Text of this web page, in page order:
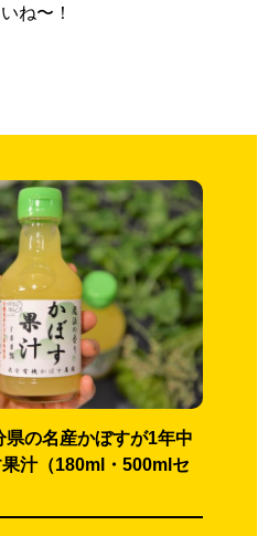
ね〜！
の名産かぼすが1年中
汁（180ml・500mlセ